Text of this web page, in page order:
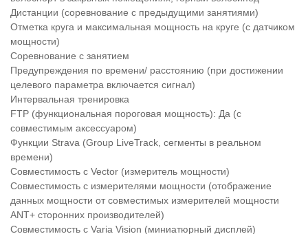
Дистанции (соревнование с предыдущими занятиями)
Отметка круга и максимальная мощность на круге (с датчиком
мощности)
Соревнование с занятием
Предупреждения по времени/ расстоянию (при достижении
целевого параметра включается сигнал)
Интервальная тренировка
FTP (функциональная пороговая мощность): Да (с
совместимым аксессуаром)
Функции Strava (Group LiveTrack, сегменты в реальном
времени)
Совместимость с Vector (измеритель мощности)
Совместимость с измерителями мощности (отображение
данных мощности от совместимых измерителей мощности
ANT+ сторонних производителей)
Совместимость с Varia Vision (миниатюрный дисплей)